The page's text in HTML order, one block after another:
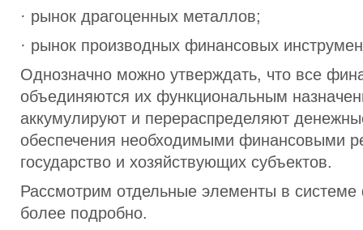
· рынок драгоценных металлов;
· рынок производных финансовых
Однозначно можно утверждать, что все
объединяются их функциональным
аккумулируют и перераспределяют
обеспечения необходимыми финансовыми
государство и хозяйствующих субъектов.
Рассмотрим отдельные элементы в системе
более подробно.